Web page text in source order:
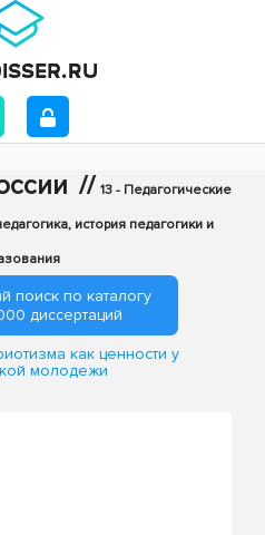
// 13 - Педагогические
история педагогики и
поиск по каталогу
диссертаций
как ценности у
молодежи